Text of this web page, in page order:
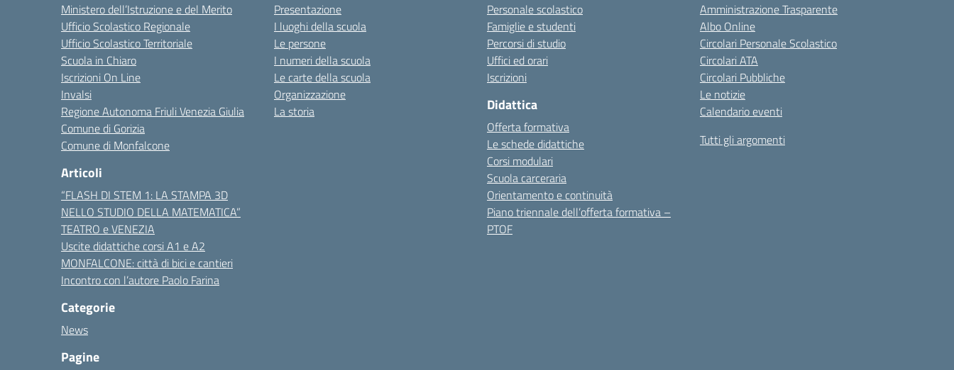
Ministero dell’Istruzione e del Merito
Ufficio Scolastico Regionale
Ufficio Scolastico Territoriale
Scuola in Chiaro
Iscrizioni On Line
Invalsi
Regione Autonoma Friuli Venezia Giulia
Comune di Gorizia
Comune di Monfalcone
Articoli
“FLASH DI STEM 1: LA STAMPA 3D
NELLO STUDIO DELLA MATEMATICA”
TEATRO e VENEZIA
Uscite didattiche corsi A1 e A2
MONFALCONE: città di bici e cantieri
Incontro con l’autore Paolo Farina
Categorie
News
Pagine
Presentazione
I luoghi della scuola
Le persone
I numeri della scuola
Le carte della scuola
Organizzazione
La storia
Personale scolastico
Famiglie e studenti
Percorsi di studio
Uffici ed orari
Iscrizioni
Didattica
Offerta formativa
Le schede didattiche
Corsi modulari
Scuola carceraria
Orientamento e continuità
Piano triennale dell’offerta formativa –
PTOF
Amministrazione Trasparente
Albo Online
Circolari Personale Scolastico
Circolari ATA
Circolari Pubbliche
Le notizie
Calendario eventi
Tutti gli argomenti